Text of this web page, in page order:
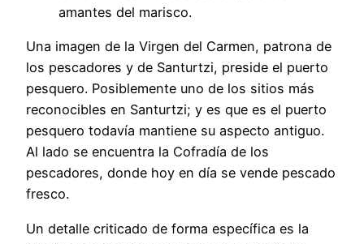
amantes del marisco.
Una imagen de la Virgen del Carmen, patrona de
los pescadores y de Santurtzi, preside el puerto
pesquero. Posiblemente uno de los sitios más
reconocibles en Santurtzi; y es que es el puerto
pesquero todavía mantiene su aspecto antiguo.
Al lado se encuentra la Cofradía de los
pescadores, donde hoy en día se vende pescado
fresco.
Un detalle criticado de forma específica es la